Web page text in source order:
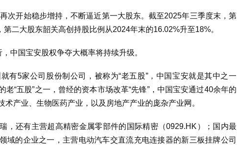
次开始稳步增持，不断逼近第一大股东。截至2025年三季度末，第
二大股东韶关高创持股比例从2024年末的16.02%升至18%。
中国宝安股权争夺大概率将持续升级。
有5家公司股份制公司，被称为“老五股”，中国宝安就是其中之一
老“五股”之一，曾经的资本市场改革“先锋”，中国宝安通过40余年的
术产业、生物医药产业，以及房地产产业的庞杂产业网。
，还有主营超高精密金属零部件的国际精密（0929.HK）；国内最
域的企业之一，主营电动汽车交直流充电连接器的新三板挂牌公司